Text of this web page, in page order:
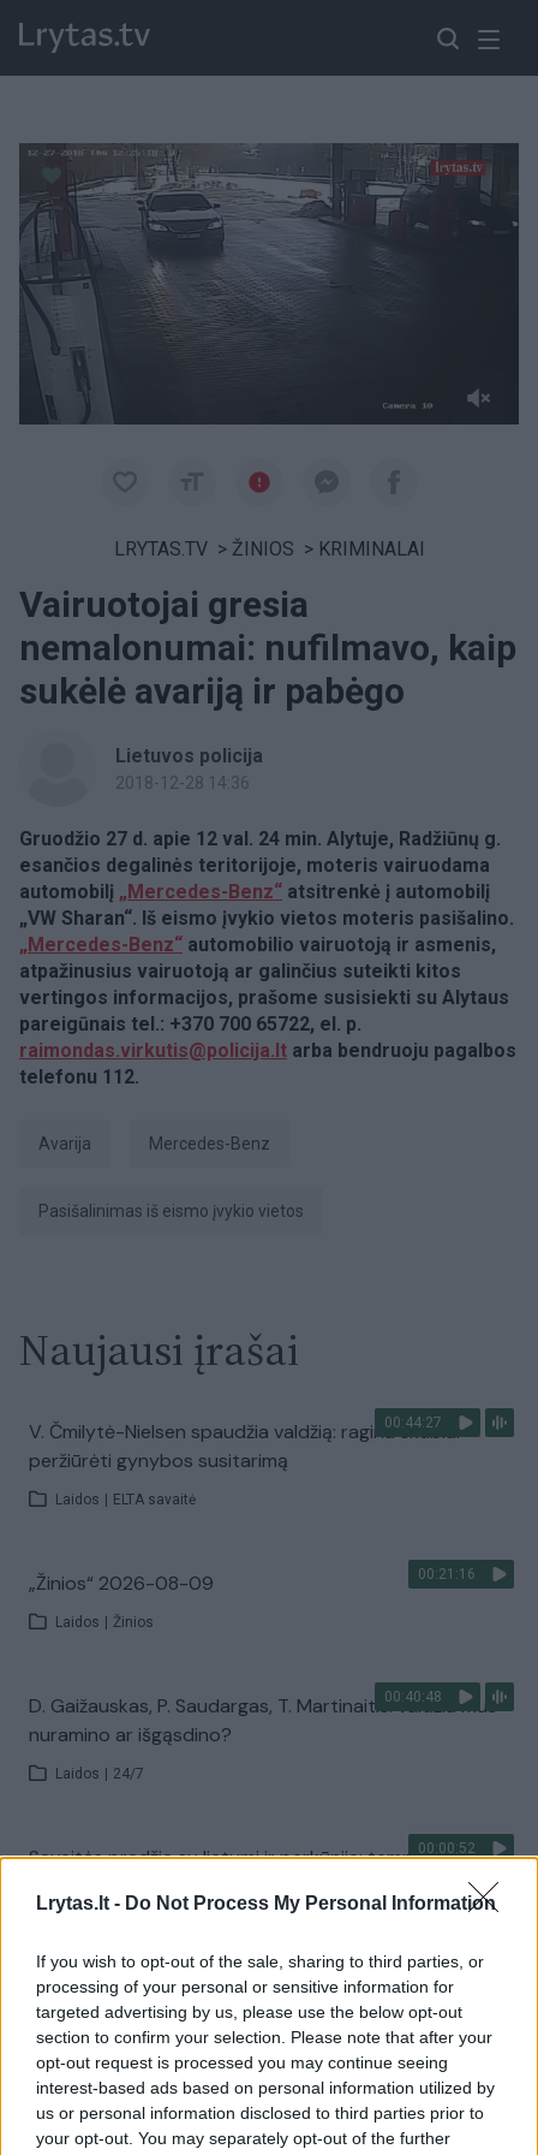
Lrytas.lt - Do Not Process My Personal Information
If you wish to opt-out of the sale, sharing to third parties, or
processing of your personal or sensitive information for
targeted advertising by us, please use the below opt-out
section to confirm your selection. Please note that after your
opt-out request is processed you may continue seeing
interest-based ads based on personal information utilized by
us or personal information disclosed to third parties prior to
your opt-out. You may separately opt-out of the further
Paremkite Ukrainą
LRYTAS.TV > ŽINIOS > KRIMINALAI
Vairuotojai gresia
nemalonumai: nufilmavo, kaip
sukėlė avariją ir pabėgo
Lietuvos policija
2018-12-28 14:36
Gruodžio 27 d. apie 12 val. 24 min. Alytuje, Radžiūnų g.
esančios degalinės teritorijoje, moteris vairuodama
automobilį „Mercedes-Benz“ atsitrenkė į automobilį
„VW Sharan“. Iš eismo įvykio vietos moteris pasišalino.
„Mercedes-Benz“ automobilio vairuotoją ir asmenis,
atpažinusius vairuotoją ar galinčius suteikti kitos
vertingos informacijos, prašome susisiekti su Alytaus
pareigūnais tel.: +370 700 65722, el. p.
raimondas.virkutis@policija.lt arba bendruoju pagalbos
telefonu 112.
avarija Mercedes-Benz
pasišalinimas iš eismo įvykio vietos
Naujausi įrašai
00:44:27
V. Čmilytė-Nielsen spaudžia valdžią: ragina skubiai
peržiūrėti gynybos susitarimą
Laidos ELTA savaitė
00:21:16
„Žinios“ 2026-08-09
Laidos Žinios
00:40:48
D. Gaižauskas, P. Saudargas, T. Martinaitis: valdžia mus
nuramino ar išgąsdino?
Laidos 24/7
00:00:52
Savaitės pradžia su lietumi ir perkūnija: temperatūra
Visi įrašai
Žiūrimiausi įrašai